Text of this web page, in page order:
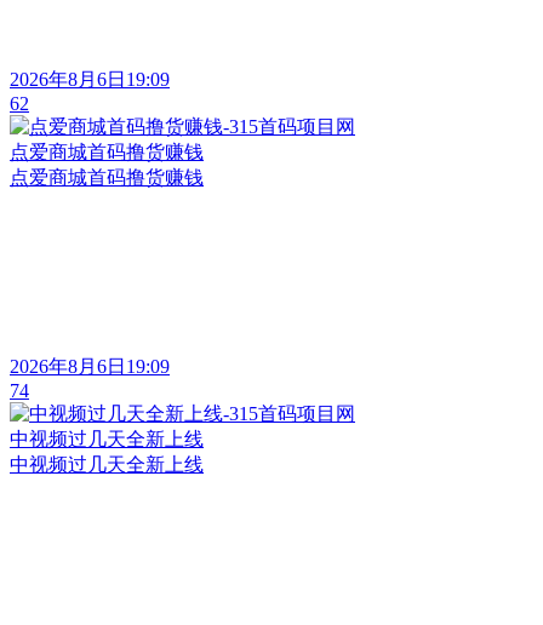
2026年8月6日19:09
62
点爱商城首码撸货赚钱
点爱商城首码撸货赚钱
2026年8月6日19:09
74
中视频过几天全新上线
中视频过几天全新上线